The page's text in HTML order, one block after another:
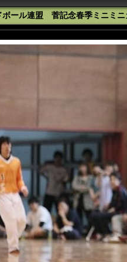
ール連盟 菅記念春季ミニミ